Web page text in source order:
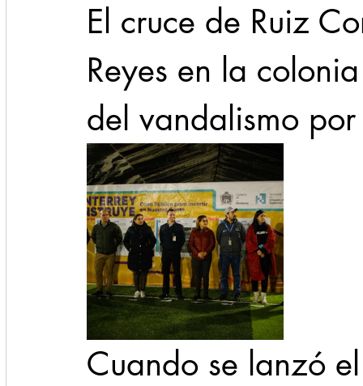
El cruce de Ruiz
Reyes en la
del vandalismo
Cuando se lanzó